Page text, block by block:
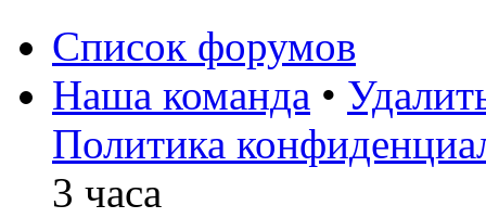
Список форумов
Наша команда •
Политика
3 часа